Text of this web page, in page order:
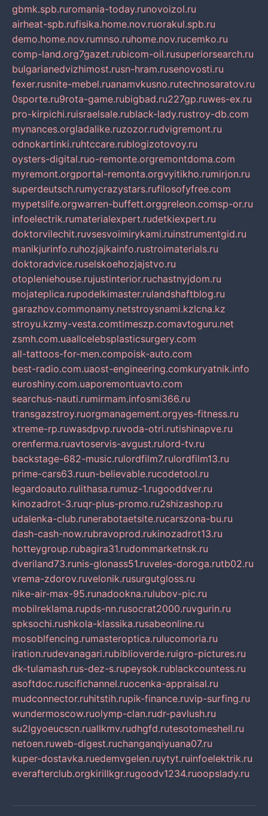
gbmk.spb.ruromania-today.runovoizol.ru
airheat-spb.rufisika.home.nov.ruorakul.spb.ru
demo.home.nov.rumnso.ruhome.nov.rucemko.ru
comp-land.org7gazet.rubicom-oil.rusuperiorsearch.ru
bulgarianedvizhimost.rusn-hram.rusenovosti.ru
fexer.rusnite-mebel.ruanamvkusno.rutechnosaratov.ru
0sporte.ru9rota-game.rubigbad.ru227gp.ruwes-ex.ru
pro-kirpichi.ruisraelsale.rublack-lady.rustroy-db.com
mynances.orgladalike.ruzozor.rudvigremont.ru
odnokartinki.ruhtccare.rublogizotovoy.ru
oysters-digital.ruo-remonte.orgremontdoma.com
myremont.orgportal-remonta.orgvyitikho.rumirjon.ru
superdeutsch.rumycrazystars.rufilosofyfree.com
mypetslife.orgwarren-buffett.orggreleon.comsp-or.ru
infoelectrik.rumaterialexpert.rudetkiexpert.ru
doktorvilechit.ruvsesvoimirykami.ruinstrumentgid.ru
manikjurinfo.ruhozjajkainfo.rustroimaterials.ru
doktoradvice.ruselskoehozjajstvo.ru
otopleniehouse.rujustinterior.ruchastnyjdom.ru
mojateplica.rupodelkimaster.rulandshaftblog.ru
garazhov.commonamy.netstroysnami.kzlcna.kz
stroyu.kzmy-vesta.comtimeszp.comavtoguru.net
zsmh.com.uaallcelebsplasticsurgery.com
all-tattoos-for-men.compoisk-auto.com
best-radio.com.uaost-engineering.comkuryatnik.info
euroshiny.com.uaporemontuavto.com
searchus-nauti.rumirmam.infosmi366.ru
transgazstroy.ruorgmanagement.orgyes-fitness.ru
xtreme-rp.ruwasdpvp.ruvoda-otri.rutishinapve.ru
orenferma.ruavtoservis-avgust.rulord-tv.ru
backstage-682-music.rulordfilm7.rulordfilm13.ru
prime-cars63.ruun-believable.rucodetool.ru
legardoauto.rulithasa.rumuz-1.rugooddver.ru
kinozadrot-3.ruqr-plus-promo.ru2shizashop.ru
udalenka-club.runerabotaetsite.rucarszona-bu.ru
dash-cash-now.rubravoprod.rukinozadrot13.ru
hotteygroup.rubagira31.rudommarketnsk.ru
dveriland73.runis-glonass51.ruveles-doroga.rutb02.ru
vrema-zdorov.ruvelonik.rusurgutgloss.ru
nike-air-max-95.runadookna.rulubov-pic.ru
mobilreklama.rupds-nn.rusocrat2000.ruvgurin.ru
spksochi.rushkola-klassika.rusabeonline.ru
mosoblfencing.rumasteroptica.rulucomoria.ru
iration.rudevanagari.rubiblioverde.ruigro-pictures.ru
dk-tulamash.rus-dez-s.rupeysok.rublackcountess.ru
asoftdoc.ruscifichannel.ruocenka-appraisal.ru
mudconnector.ruhitstih.rupik-finance.ruvip-surfing.ru
wundermoscow.ruolymp-clan.rudr-pavlush.ru
su2lgyoeucscn.ruallkmv.rudhgfd.rutesotomeshell.ru
netoen.ruweb-digest.ruchanganqiyuana07.ru
kuper-dostavka.ruedemvgelen.ruytyt.ruinfoelektrik.ru
everafterclub.orgkirillkgr.rugoodv1234.ruoopslady.ru